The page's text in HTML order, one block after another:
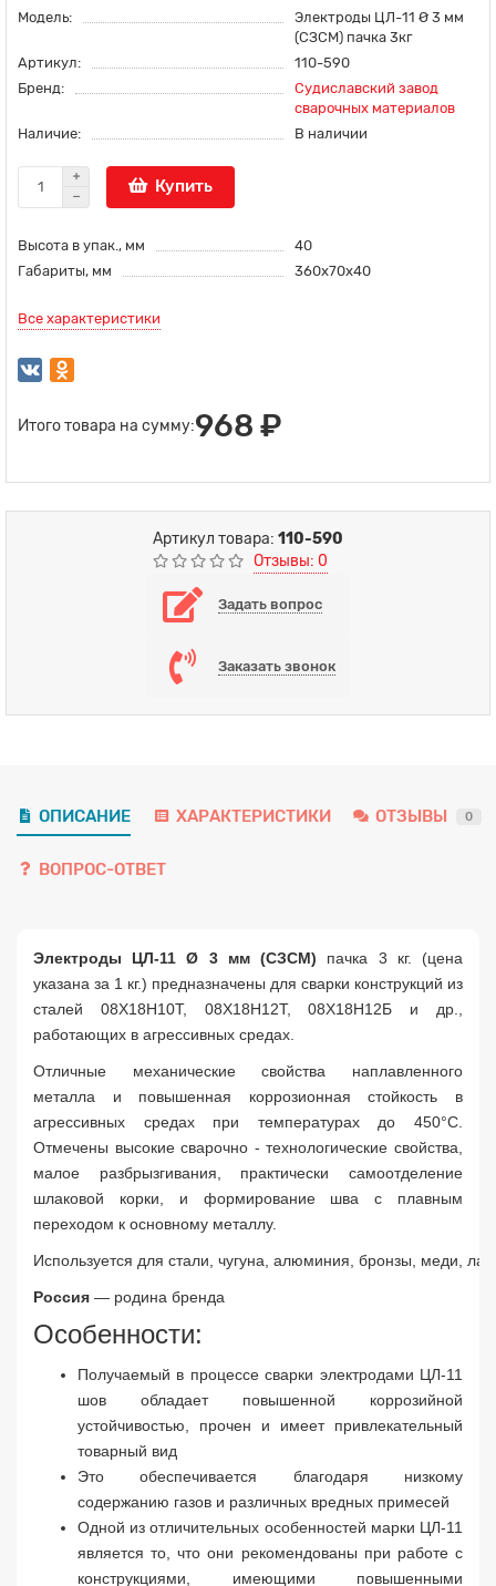
Модель:
Электроды ЦЛ-11 Ø 3 мм
(СЗСМ) пачка 3кг
Артикул:
110-590
Бренд:
Судиславский завод
сварочных материалов
Наличие:
В наличии
Купить
Высота в упак., мм
40
Габариты, мм
360х70х40
Все характеристики
Итого товара на сумму:968 ₽
Артикул товара: 110-590
Отзывы: 0
Задать вопрос
Заказать звонок
ОПИСАНИЕ ХАРАКТЕРИСТИКИ ОТЗЫВЫ 0
ВОПРОС-ОТВЕТ
Электроды ЦЛ-11 Ø 3 мм (СЗСМ) пачка 3 кг. (цена
указана за 1 кг.) предназначены для сварки конструкций из
сталей 08Х18Н10Т, 08Х18Н12Т, 08Х18Н12Б и др.,
работающих в агрессивных средах.
Отличные механические свойства наплавленного
металла и повышенная коррозионная стойкость в
агрессивных средах при температурах до 450°С.
Отмечены высокие сварочно - технологические свойства,
малое разбрызгивания, практически самоотделение
шлаковой корки, и формирование шва с плавным
переходом к основному металлу.
Используется для стали, чугуна, алюминия, бронзы, меди,
Россия — родина бренда
Особенности:
Получаемый в процессе сварки электродами ЦЛ-11
шов обладает повышенной коррозийной
устойчивостью, прочен и имеет привлекательный
товарный вид
Это обеспечивается благодаря низкому
содержанию газов и различных вредных примесей
Одной из отличительных особенностей марки ЦЛ-11
является то, что они рекомендованы при работе с
конструкциями, имеющими повышенными